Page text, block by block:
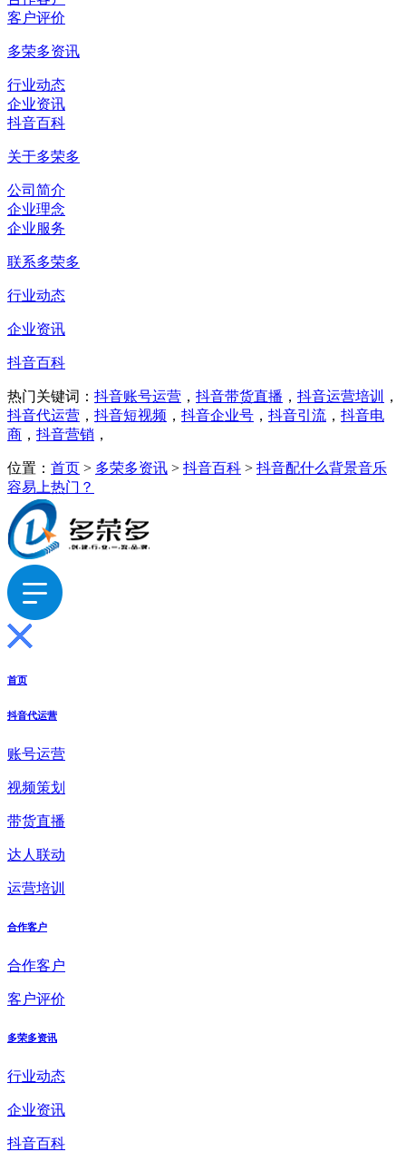
客户评价
多荣多资讯
行业动态
企业资讯
抖音百科
关于多荣多
公司简介
企业理念
企业服务
联系多荣多
行业动态
企业资讯
抖音百科
热门关键词： 抖音账号运营 ， 抖音带货直播 ， 抖音运营培训
，
抖音代运营 ， 抖音短视频 ， 抖音企业号 ， 抖音引流 ， 抖音电
商 ， 抖音营销 ，
位置： 首页 > 多荣多资讯 > 抖音百科 > 抖音配什么背景音乐
容易上热门？
首页
抖音代运营
账号运营
视频策划
带货直播
达人联动
运营培训
合作客户
合作客户
客户评价
多荣多资讯
行业动态
企业资讯
抖音百科